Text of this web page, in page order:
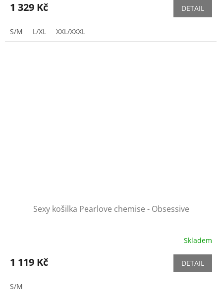
1 329 Kč DETAIL
S/M L/XL XXL/XXXL
Sexy košilka Pearlove chemise - Obsessive
Skladem
1 119 Kč DETAIL
S/M